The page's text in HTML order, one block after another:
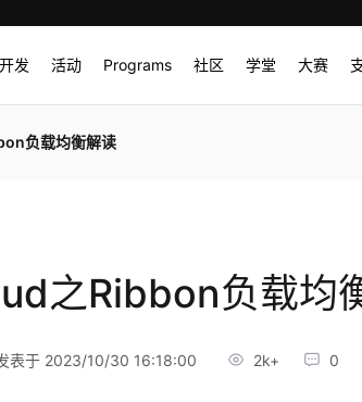
开发 活动 Programs 社区 学堂 大赛
负载均衡解读
之Ribbon负载均
表于 2023/10/30 16:18:00 2k+ 0